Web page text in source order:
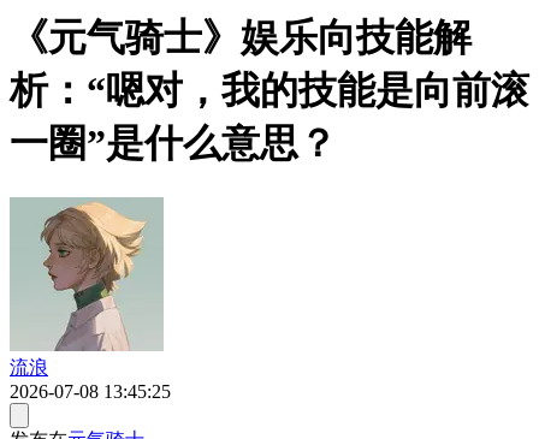
《元气骑士》娱乐向技能解
析：“嗯对，我的技能是向前滚
一圈”是什么意思？
流浪
2026-07-08 13:45:25